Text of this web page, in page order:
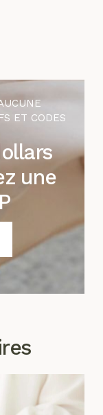
ET CODES
une